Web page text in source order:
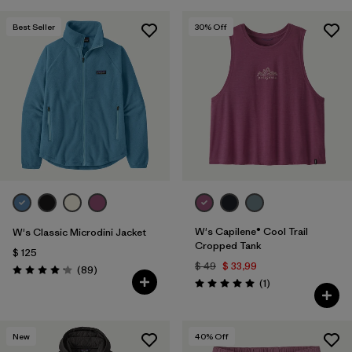
Best Seller
W's Classic Microdini Jacket
$ 125
Valoración: 4.1 / 5
(89Comentarios
)
30% Off
W's Capilene® Cool Trail
Cropped Tank
$ 49 $ 33,99
Valoración: 5.0 / 5
(1Comentarios
)
New 40% Off